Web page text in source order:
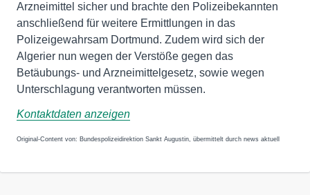
Arzneimittel sicher und brachte den Polizeibekannten
anschließend für weitere Ermittlungen in das
Polizeigewahrsam Dortmund. Zudem wird sich der
Algerier nun wegen der Verstöße gegen das
Betäubungs- und Arzneimittelgesetz, sowie wegen
Unterschlagung verantworten müssen.
Kontaktdaten anzeigen
Original-Content von: Bundespolizeidirektion Sankt Augustin, übermittelt durch news aktuell